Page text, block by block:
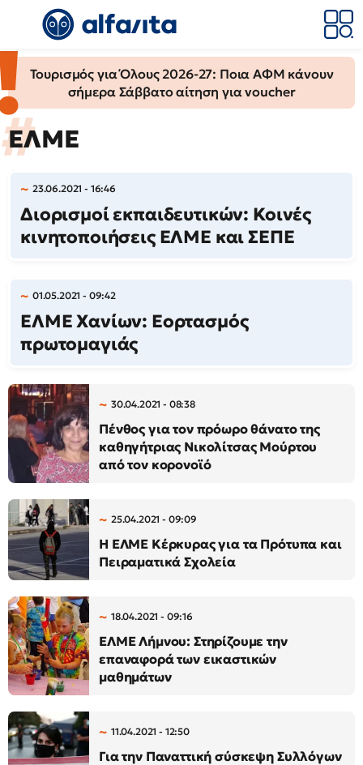
Τουρισμός για Όλους 2026-27: Ποια ΑΦΜ κάνουν
σήμερα Σάββατο αίτηση για voucher
ΕΛΜΕ
23.06.2021 - 16:46
Διορισμοί εκπαιδευτικών: Κοινές
κινητοποιήσεις ΕΛΜΕ και ΣΕΠΕ
01.05.2021 - 09:42
ΕΛΜΕ Χανίων: Εορτασμός
πρωτομαγιάς
30.04.2021 - 08:38
Πένθος για τον πρόωρο θάνατο της
καθηγήτριας Νικολίτσας Μούρτου
από τον κορονοϊό
25.04.2021 - 09:09
Η ΕΛΜΕ Κέρκυρας για τα Πρότυπα και
Πειραματικά Σχολεία
18.04.2021 - 09:16
ΕΛΜΕ Λήμνου: Στηρίζουμε την
επαναφορά των εικαστικών
μαθημάτων
11.04.2021 - 12:50
Για την Παναττική σύσκεψη Συλλόγων